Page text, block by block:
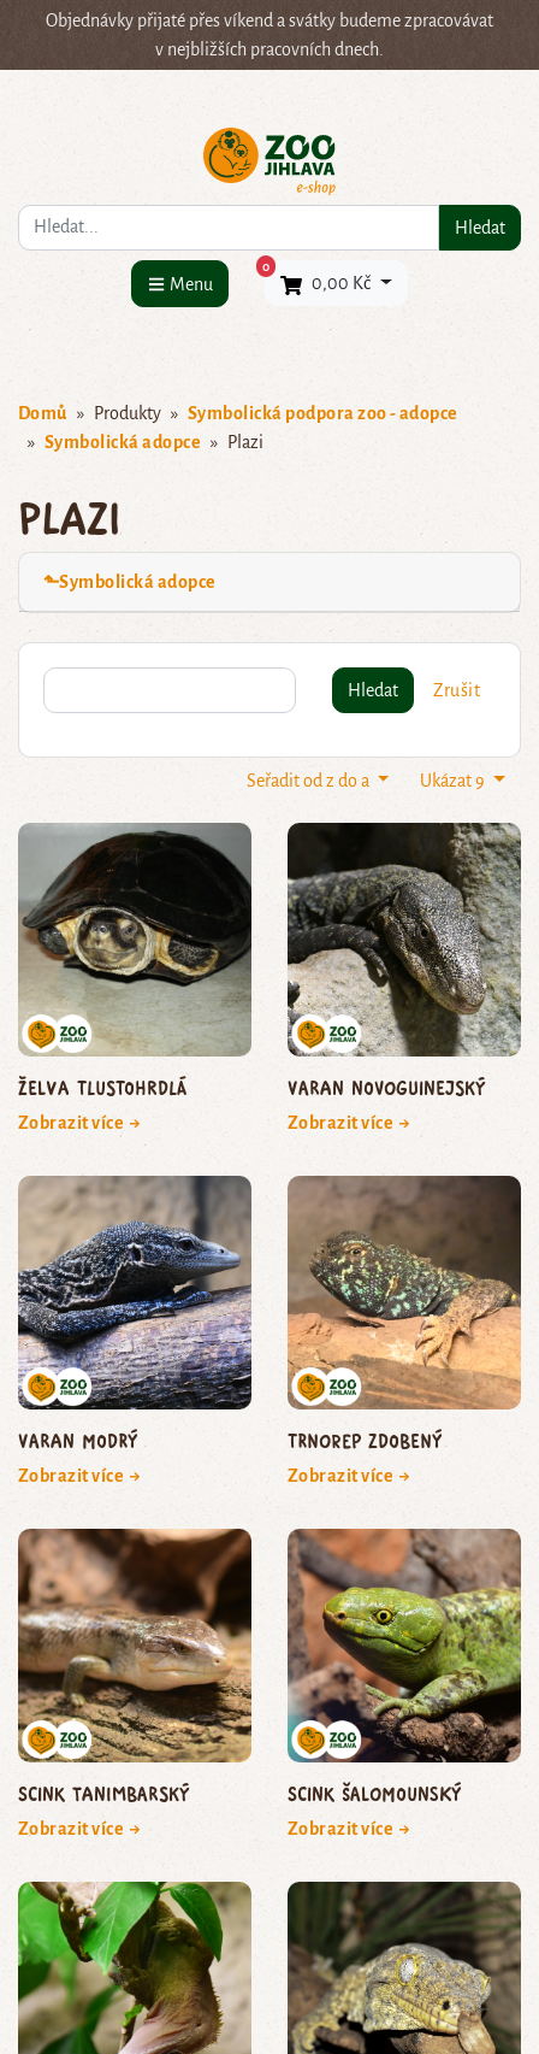
Objednávky přijaté přes víkend a svátky budeme zpracovávat
v nejbližších pracovních dnech.
Co hledáte? Hledat
Menu
0×
0,00 Kč
Domů Produkty
Symbolická podpora zoo - adopce
Symbolická adopce
Plazi
Plazi
⬑Symbolická adopce
Hledat Zrušit
Ukázat 9
Seřadit od z do a
želva tlustohrdlá
Zobrazit více →
varan novoguinejský
Zobrazit více →
varan modrý
Zobrazit více →
trnorep zdobený
Zobrazit více →
scink tanimbarský
Zobrazit více →
scink šalomounský
Zobrazit více →